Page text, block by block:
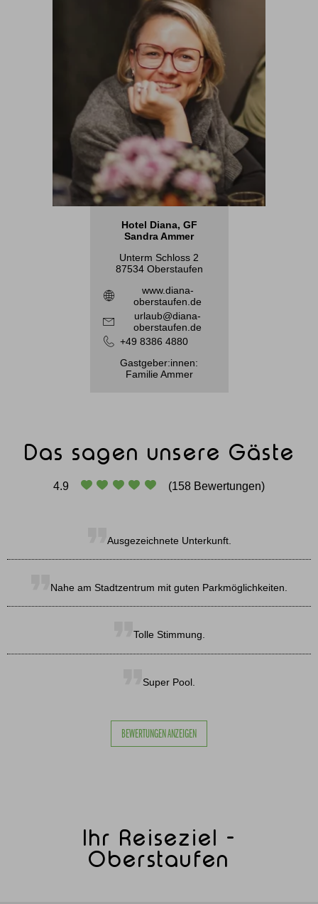
Hotel Diana, GF
Sandra Ammer
Unterm Schloss 2
87534 Oberstaufen
www.diana-
oberstaufen.de
urlaub@diana-
oberstaufen.de
+49 8386 4880
Gastgeber:innen:
Familie Ammer
Das sagen unsere Gäste
4.9 (158 Bewertungen)
Ausgezeichnete Unterkunft.
Nahe am Stadtzentrum mit guten Parkmöglichkeiten.
Tolle Stimmung.
Super Pool.
BEWERTUNGEN ANZEIGEN
Ihr Reiseziel -
Oberstaufen